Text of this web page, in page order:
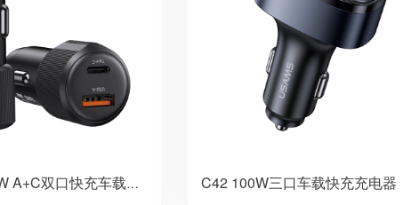
越途系列 60W A+C双口快充车载充电器 C42 100W三口车载快充充电器